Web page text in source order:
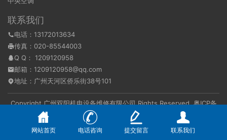
联系我们
电话：13172013634
传真：020-85544003
Q Q： 1209120958
邮箱：1209120958@qq.com
地址：广州天河区侨乐街38号101
Copyright 广州双阳机电设备维修有限公司 Rights Reserved.粤ICP备
16095869号
本站资源均来自互联网，仅供学习与参考，请勿用于商业和其他非法用
途。如果侵犯了您的权益请与我们联系，我们将在24小时内删除。
网站首页 电话咨询 提交留言 联系我们